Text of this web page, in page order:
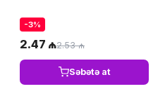
-3%
2.47 ₼2.53 ₼
Səbətə at